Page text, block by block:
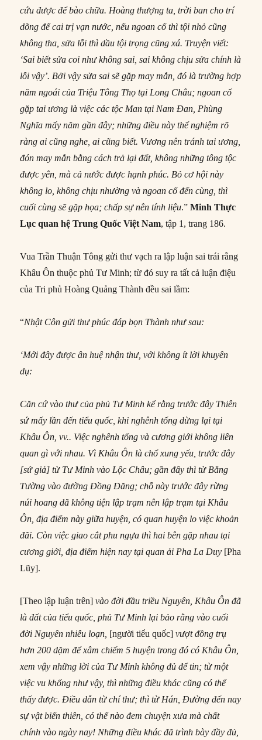
cứu được để bào chữa. Hoàng thượng ta, trời ban cho trí
dõng để cai trị vạn nước, nếu ngoan cố thì tội nhỏ cũng
không tha, sửa lỗi thì dầu tội trọng cũng xá. Truyện viết:
‘Sai biết sửa coi như không sai, sai không chịu sửa chính là
lỗi vậy’. Bởi vậy sửa sai sẽ gặp may mắn, đó là trường hợp
năm ngoái của Triệu Tông Thọ tại Long Châu; ngoan cố
gặp tai ương là việc các tộc Man tại Nam Đan, Phùng
Nghĩa mấy năm gần đây; những điều này thể nghiệm rõ
ràng ai cũng nghe, ai cũng biết. Vương nên tránh tai ương,
đón may mắn bằng cách trả lại đất, không những tông tộc
được yên, mà cả nước được hạnh phúc. Bỏ cơ hội này
không lo, không chịu nhường và ngoan cố đến cùng, thì
cuối cùng sẽ gặp họa; chấp sự nên tính liệu.”Minh Thực
Lục quan hệ Trung Quốc Việt Nam, tập 1, trang 186.
Vua Trần Thuận Tông gửi thư vạch ra lập luận sai trái rằng
Khâu Ôn thuộc phủ Tư Minh; từ đó suy ra tất cả luận điệu
của Tri phủ Hoàng Quảng Thành đều sai lầm:
“Nhật Côn gửi thư phúc đáp bọn Thành như sau:
‘Mới đây được ân huệ nhận thư, với không ít lời khuyên
dụ:
Căn cứ vào thư của phủ Tư Minh kể rằng trước đây Thiên
sứ mấy lần đến tiểu quốc, khi nghênh tống dừng lại tại
Khâu Ôn, vv.. Việc nghênh tống và cương giới không liên
quan gì với nhau. Vì Khâu Ôn là chổ xung yếu, trước đây
[sứ giả] từ Tư Minh vào Lộc Châu; gần đây thì từ Bằng
Tường vào đường Đồng Đăng; chỗ này trước đây rừng
núi hoang dã không tiện lập trạm nên lập trạm tại Khâu
Ôn, địa điểm này giữa huyện, có quan huyện lo việc khoản
đãi. Còn việc giao cắt phu ngựa thì hai bên gặp nhau tại
cương giới, địa điểm hiện nay tại quan ải Pha La Duy [Pha
Lũy].
[Theo lập luận trên] vào đời đầu triều Nguyên, Khâu Ôn đã
là đất của tiểu quốc, phủ Tư Minh lại bảo rằng vào cuối
đời Nguyên nhiễu loạn, [người tiểu quốc]vượt đồng trụ
hơn 200 dặm để xâm chiếm 5 huyện trong đó có Khâu Ôn,
xem vậy những lời của Tư Minh không đủ để tin; từ một
việc vu khống như vậy, thì những điều khác cũng có thể
thấy được. Điều dẫn từ chí thư; thì từ Hán, Đường đến nay
sự vật biến thiên, có thể nào đem chuyện xưa mà chất
chính vào ngày nay! Những điều khác đã trình bày đầy đủ,